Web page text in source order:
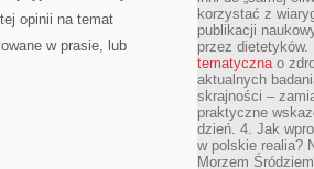
opinii na temat
w prasie, lub
korzystać z
publikacji
przez dietetyków.
tematycznao
aktualnych
skrajności –
praktyczne
dzień. 4. Jak
w polskie realia?
Morzem